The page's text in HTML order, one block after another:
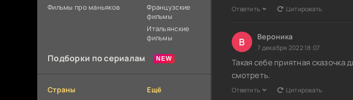
Фильмы про маньяков
Французские
фильмы
Итальянские
фильмы
Подборки по сериалам
Страны Ещё
Ответить Цитировать
В Вероника
7 декабря 2022 18:07
Такая себе приятная
смотреть.
Ответить Цитировать